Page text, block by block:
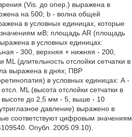
(Vis. до опер.) выражена в
на 500; b - волна общей
в условных единицах, которые
мВ; площадь AR (площадь
в условных единицах:
- 300, верхняя + нижняя - 200,
ML (длительность отслойки сетчатки в
выражена в днях; ПВР
в условных единицах: А -
ML (высота отслойки сетчатки в
высоте до 2,5 мм - 5, выше - 10
давление) выражено в
соответствуют цифровым значениям
Опубл. 2005.09.10).